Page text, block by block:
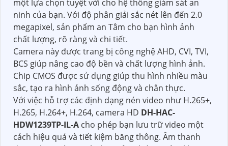
một lựa chọn tuyệt vời cho hệ thống giám sát an
ninh của bạn. Với độ phân giải sắc nét lên đến 2.0
megapixel, sản phẩm an Tâm cho bạn hình ảnh
chất lượng, rõ ràng và chi tiết.
Camera này được trang bị công nghệ AHD, CVI, TVI,
BCS giúp nâng cao độ bền và chất lượng hình ảnh.
Chip CMOS được sử dụng giúp thu hình nhiều màu
sắc, tạo ra hình ảnh sống động và chân thực.
Với việc hỗ trợ các định dạng nén video như H.265+,
H.265, H.264+, H.264, camera HD DH-HAC-
HDW1239TP-IL-A cho phép bạn lưu trữ video một
cách hiệu quả và tiết kiệm băng thông. Âm thanh